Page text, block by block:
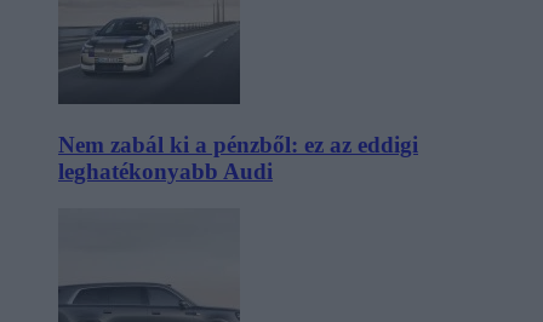
Nem zabál ki a pénzből: ez az eddigi
leghatékonyabb Audi